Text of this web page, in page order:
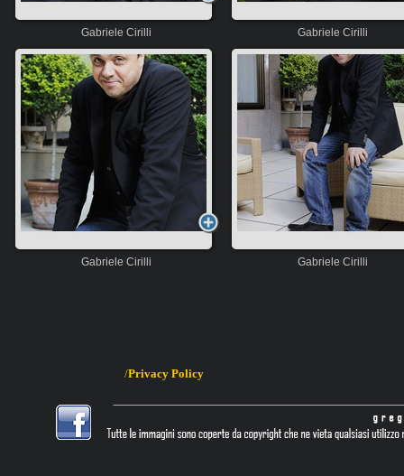
Gabriele Cirilli Gabriele Cirilli
Gabriele Cirilli Gabriele Cirilli
/PrivacyPolicy